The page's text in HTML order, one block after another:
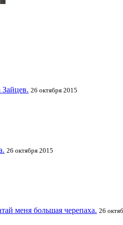
Зайцев. 26 октября 2015
26 октября 2015
меня большая черепаха. 26